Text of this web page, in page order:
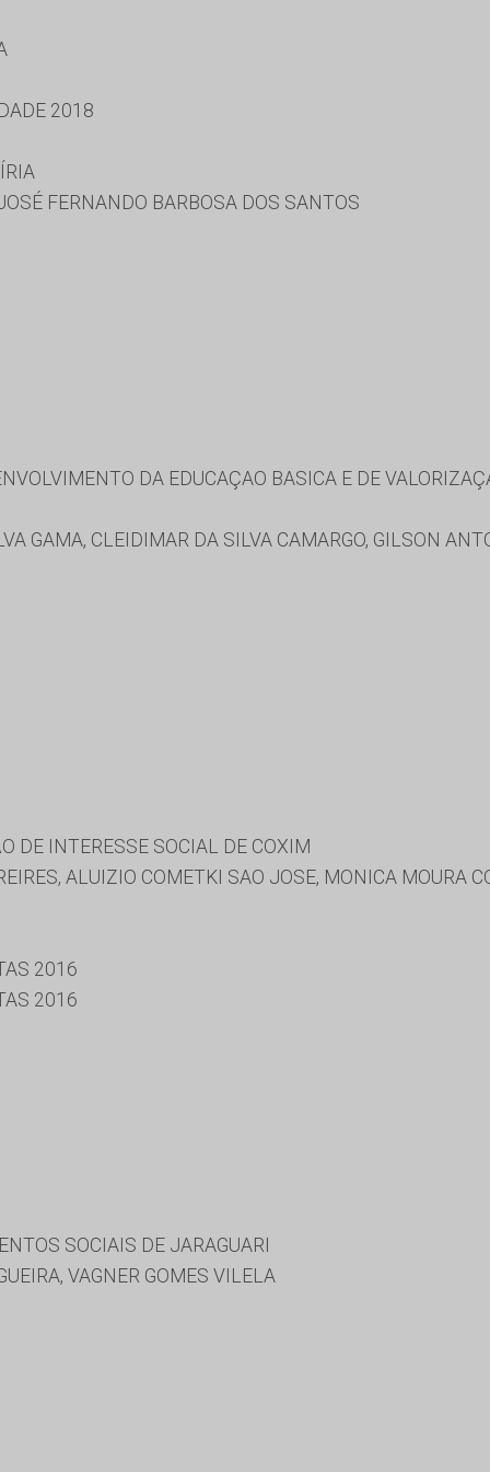
2018
FERNANDO BARBOSA DOS SANTOS
DA EDUCAÇAO BASICA E DE
GAMA, CLEIDIMAR DA SILVA CAMARGO, GILSON
DE INTERESSE SOCIAL DE COXIM
ALUIZIO COMETKI SAO JOSE, MONICA MOURA
2016
2016
SOCIAIS DE JARAGUARI
VAGNER GOMES VILELA